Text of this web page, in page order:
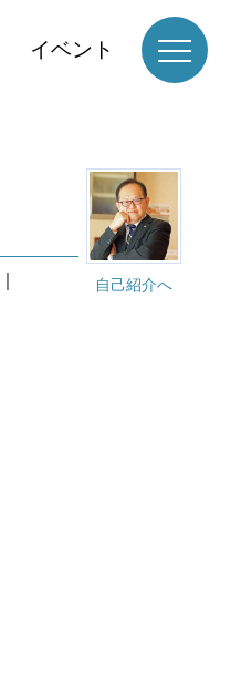
イベント
自己紹介へ